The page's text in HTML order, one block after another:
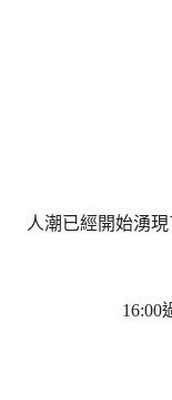
人潮已經開始湧
16:00